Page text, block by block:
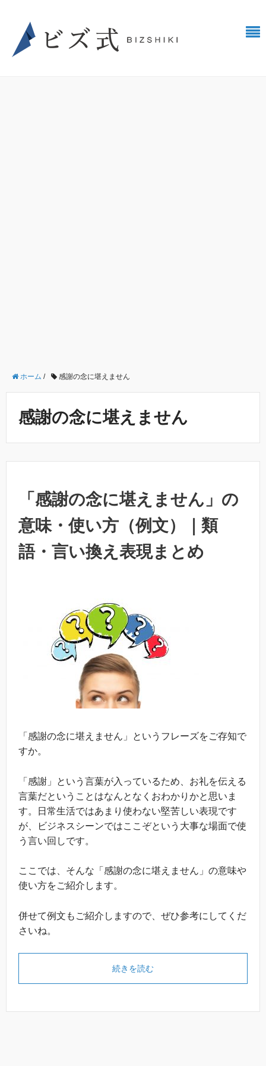
ホーム / 感謝の念に堪えません
感謝の念に堪えません
「感謝の念に堪えません」の
意味・使い方（例文）｜類
語・言い換え表現まとめ
「感謝の念に堪えません」というフレーズをご存知で
すか。
「感謝」という言葉が入っているため、お礼を伝える
言葉だということはなんとなくおわかりかと思いま
す。日常生活ではあまり使わない堅苦しい表現です
が、ビジネスシーンではここぞという大事な場面で使
う言い回しです。
ここでは、そんな「感謝の念に堪えません」の意味や
使い方をご紹介します。
併せて例文もご紹介しますので、ぜひ参考にしてくだ
さいね。
続きを読む